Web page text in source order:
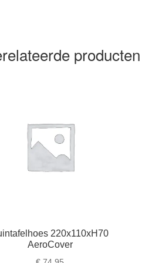
producten
220x110xH70
AeroCover